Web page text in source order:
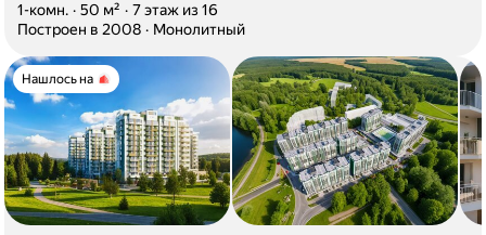
1-комн. · 50 м² · 7 этаж из 16
Построен в 2008 · Монолитный
Нашлось на